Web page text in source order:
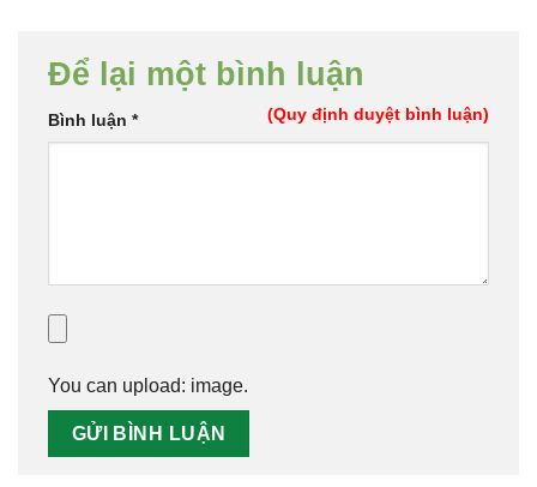
Để lại một bình luận
(Quy định duyệt bình luận)
Bình luận *
You can upload: image.